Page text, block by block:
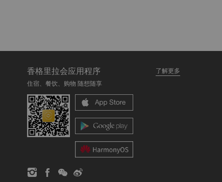
香格里拉会应用程序
了解更多
住宿、餐饮、购物 随想随享